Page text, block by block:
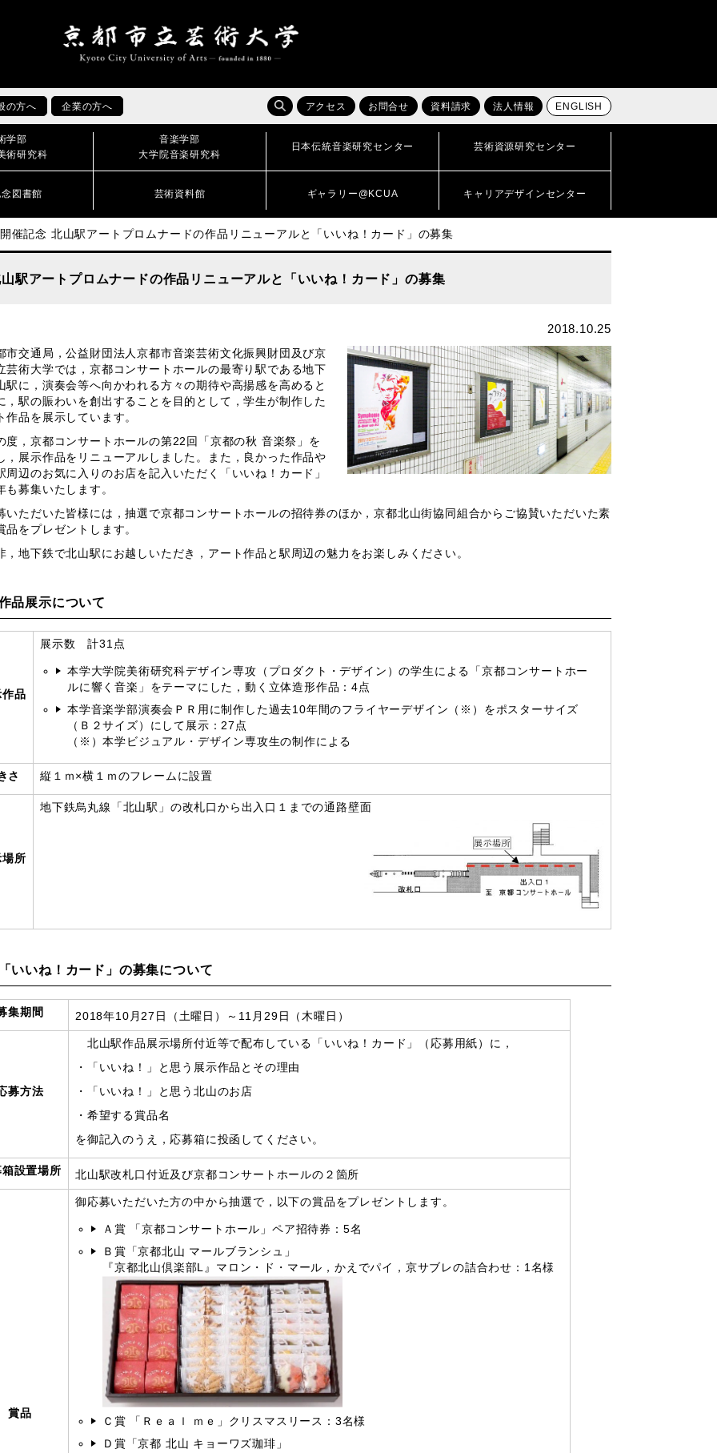
の方へ 企業の方へ アクセス お問合せ 資料請求 法人情報 ENGLISH
学部
術研究科
音楽学部
大学院音楽研究科
日本伝統音楽研究センター 芸術資源研究センター
図書館 芸術資料館 ギャラリー@KCUA キャリアデザインセンター
催記念 北山駅アートプロムナードの作品リニューアルと「いいね！カード」の募集
駅アートプロムナードの作品リニューアルと「いいね！カード」の募集
2018.10.25
交通局，公益財団法人京都市音楽芸術文化振興財団及び京
芸術大学では，京都コンサートホールの最寄り駅である地下
駅に，演奏会等へ向かわれる方々の期待や高揚感を高めると
，駅の賑わいを創出することを目的として，学生が制作した
作品を展示しています。
，京都コンサートホールの第22回「京都の秋 音楽祭」を
，展示作品をリニューアルしました。また，良かった作品や
周辺のお気に入りのお店を記入いただく「いいね！カード」
も募集いたします。
ただいた皆様には，抽選で京都コンサートホールの招待券のほか，京都北山街協同組合からご協賛いただいた素
品をプレゼントします。
地下鉄で北山駅にお越しいただき，アート作品と駅周辺の魅力をお楽しみください。
品展示について
品
展示数 計31点
本学大学院美術研究科デザイン専攻（プロダクト・デザイン）の学生による「京都コンサートホー
ルに響く音楽」をテーマにした，動く立体造形作品：4点
本学音楽学部演奏会ＰＲ用に制作した過去10年間のフライヤーデザイン（※）をポスターサイズ
（Ｂ２サイズ）にして展示：27点
（※）本学ビジュアル・デザイン専攻生の制作による
さ 縦１ｍ×横１ｍのフレームに設置
所
地下鉄烏丸線「北山駅」の改札口から出入口１までの通路壁面
いいね！カード」の募集について
集期間 2018年10月27日（土曜日）～11月29日（木曜日）
募方法
北山駅作品展示場所付近等で配布している「いいね！カード」（応募用紙）に，
・「いいね！」と思う展示作品とその理由
・「いいね！」と思う北山のお店
・希望する賞品名
を御記入のうえ，応募箱に投函してください。
設置場所 北山駅改札口付近及び京都コンサートホールの２箇所
賞品
御応募いただいた方の中から抽選で，以下の賞品をプレゼントします。
Ａ賞 「京都コンサートホール」ペア招待券：5名
Ｂ賞「京都北山 マールブランシュ」
『京都北山倶楽部L』マロン・ド・マール，かえでパイ，京サブレの詰合わせ：1名様
Ｃ賞 「Ｒｅａｌ ｍｅ」クリスマスリース：3名様
Ｄ賞「京都 北山 キョーワズ珈琲」